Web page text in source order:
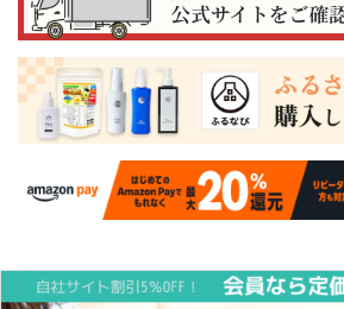
カテゴリーから探す
グループ
コンテンツ
INFORMATION